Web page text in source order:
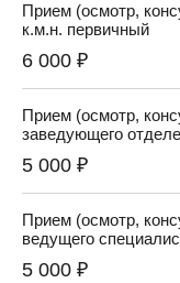
Прием (осмотр,
к.м.н. первичный
6 000 ₽
Прием (осмотр,
заведующего
5 000 ₽
Прием (осмотр,
ведущего
5 000 ₽